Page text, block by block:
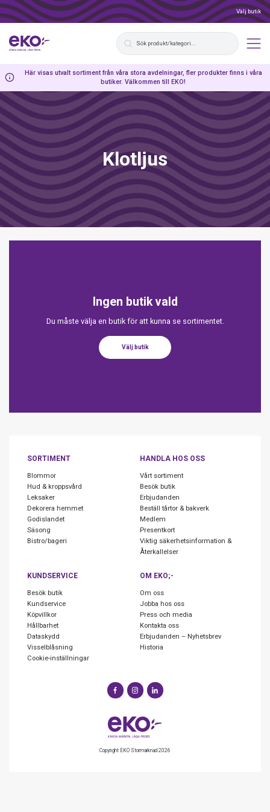
Välj butik
Här visas utvalt sortiment från våra stora avdelningar, fler produkter finns i våra
butiker. Välkommen till EKO!
Klotljus
Ingen butik vald
Du måste välja en butik för att kunna se sortimentet.
Välj butik
SORTIMENT
Blommor
Hud & kroppsvård
Leksaker
Dekorera hemmet
Godislandet
Säsong
Bistro/bageri
HANDLA HOS OSS
Vårt sortiment
Besök butik
Erbjudanden
Beställ tårtor & bakverk
Medlem
Presentkort
Viktig säkerhetsinformation &
Återkallelser
KUNDSERVICE
Besök butik
Kundservice
Köpvillkor
Hållbarhet
Dataskydd
Visselblåsning
Cookie-inställningar
OM EKO;-
Om oss
Jobba hos oss
Press och media
Kontakta oss
Erbjudanden – Nyhetsbrev
Historia
Copyright EKO Stormarknad 2026